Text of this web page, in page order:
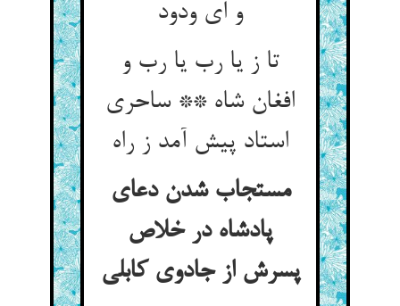
و ای ودود
تا ز یا رب یا رب و
افغان شاه ** ساحری
استاد پیش آمد ز راه
مستجاب شدن دعای
پادشاه در خلاص
پسرش از جادوی کابلی